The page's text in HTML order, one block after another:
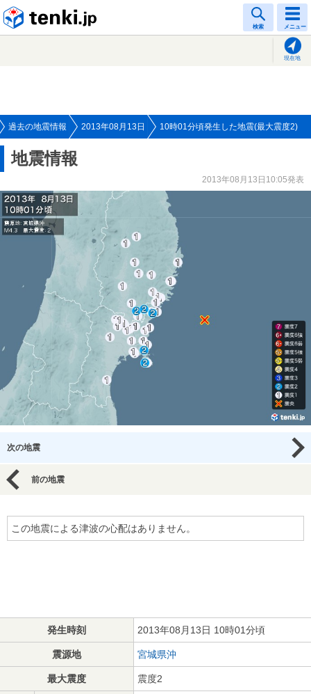
検索 メニュー
現在地
過去の地震情報 2013年08月13日 10時01分頃発生した地震(最大震度2)
地震情報
2013年08月13日10:05発表
次の地震
前の地震
この地震による津波の心配はありません。
発生時刻 2013年08月13日 10時01分頃
震源地 宮城県沖
最大震度 震度2